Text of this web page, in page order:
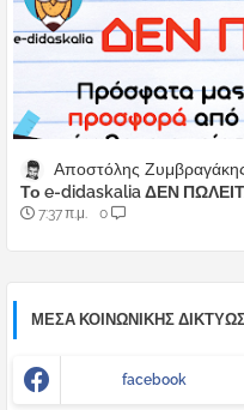
Αποστόλης
Το e-didaskalia ΔΕΝ
7:37 π.μ. 0
ΜΈΣΑ ΚΟΙΝΩΝΙΚΉΣ
facebook